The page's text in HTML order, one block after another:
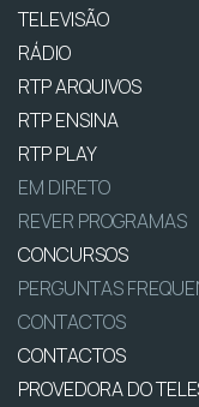
TELEVISÃO
RÁDIO
RTP ARQUIVOS
RTP ENSINA
RTP PLAY
EM DIRETO
REVER PROGRAMAS
CONCURSOS
PERGUNTAS
CONTACTOS
CONTACTOS
PROVEDORA DO